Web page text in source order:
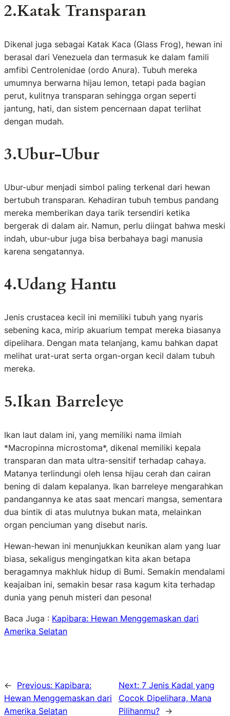
2.Katak Transparan
Dikenal juga sebagai Katak Kaca (Glass Frog), hewan ini
berasal dari Venezuela dan termasuk ke dalam famili
amfibi Centrolenidae (ordo Anura). Tubuh mereka
umumnya berwarna hijau lemon, tetapi pada bagian
perut, kulitnya transparan sehingga organ seperti
jantung, hati, dan sistem pencernaan dapat terlihat
dengan mudah.
3.Ubur-Ubur
Ubur-ubur menjadi simbol paling terkenal dari hewan
bertubuh transparan. Kehadiran tubuh tembus pandang
mereka memberikan daya tarik tersendiri ketika
bergerak di dalam air. Namun, perlu diingat bahwa meski
indah, ubur-ubur juga bisa berbahaya bagi manusia
karena sengatannya.
4.Udang Hantu
Jenis crustacea kecil ini memiliki tubuh yang nyaris
sebening kaca, mirip akuarium tempat mereka biasanya
dipelihara. Dengan mata telanjang, kamu bahkan dapat
melihat urat-urat serta organ-organ kecil dalam tubuh
mereka.
5.Ikan Barreleye
Ikan laut dalam ini, yang memiliki nama ilmiah
*Macropinna microstoma*, dikenal memiliki kepala
transparan dan mata ultra-sensitif terhadap cahaya.
Matanya terlindungi oleh lensa hijau cerah dan cairan
bening di dalam kepalanya. Ikan barreleye mengarahkan
pandangannya ke atas saat mencari mangsa, sementara
dua bintik di atas mulutnya bukan mata, melainkan
organ penciuman yang disebut naris.
Hewan-hewan ini menunjukkan keunikan alam yang luar
biasa, sekaligus mengingatkan kita akan betapa
beragamnya makhluk hidup di Bumi. Semakin mendalami
keajaiban ini, semakin besar rasa kagum kita terhadap
dunia yang penuh misteri dan pesona!
Baca Juga : Kapibara: Hewan Menggemaskan dari
Amerika Selatan
← Previous: Kapibara:
Hewan Menggemaskan dari
Amerika Selatan
Next: 7 Jenis Kadal yang
Cocok Dipelihara, Mana
Pilihanmu?
→